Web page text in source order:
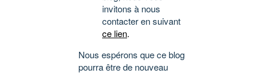
invitons à nous
contacter en suivant
ce lien.
Nous espérons que ce blog
pourra être de nouveau